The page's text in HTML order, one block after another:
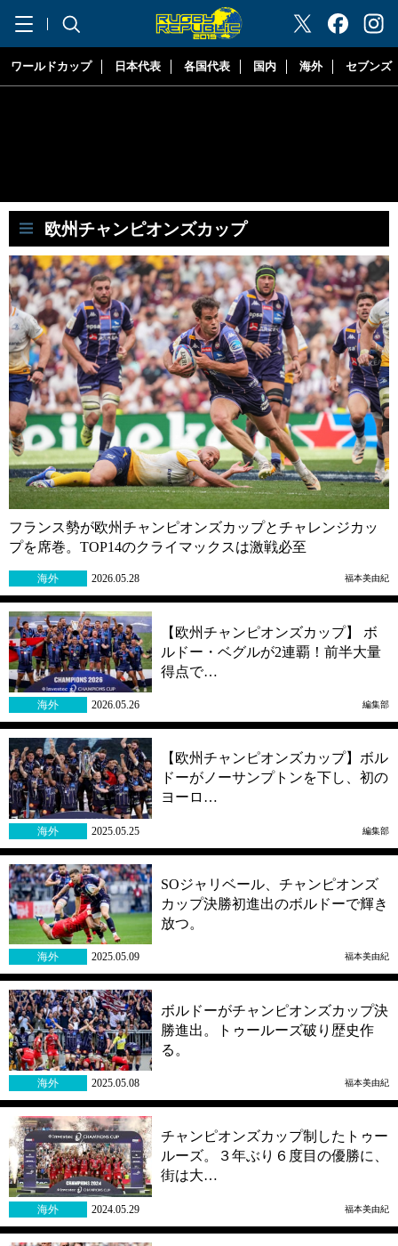
"ラグビーリパブリック"
ワールドカップ 日本代表 各国代表 国内 海外 セブンズ
欧州チャンピオンズカップ
フランス勢が欧州チャンピオンズカップとチャレンジカッ
プを席巻。TOP14のクライマックスは激戦必至
海外 2026.05.28 福本美由紀
【欧州チャンピオンズカップ】 ボ
ルドー・ベグルが2連覇！前半大量
得点で…
海外 2026.05.26 編集部
【欧州チャンピオンズカップ】ボル
ドーがノーサンプトンを下し、初の
ヨーロ…
海外 2025.05.25 編集部
SOジャリベール、チャンピオンズ
カップ決勝初進出のボルドーで輝き
放つ。
海外 2025.05.09 福本美由紀
ボルドーがチャンピオンズカップ決
勝進出。トゥールーズ破り歴史作
る。
海外 2025.05.08 福本美由紀
チャンピオンズカップ制したトゥー
ルーズ。３年ぶり６度目の優勝に、
街は大…
海外 2024.05.29 福本美由紀